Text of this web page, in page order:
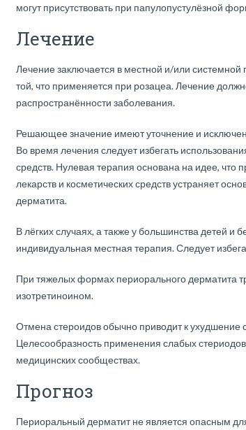
могут присутствовать при папулопустулёзной
Лечение
Лечение заключается в местной и/или
той, что применяется при розацеа. Лечение
распространённости заболевания.
Решающее значение имеют уточнение и
Во время лечения следует избегать
средств. Нулевая терапия основана на идее, что
лекарств и косметических средств устраняет
дерматита.
В лёгких случаях, а также у большинства детей
индивидуальная местная терапия. Следует
При тяжелых формах периорального дерматита
изотретиноином.
Отмена стероидов обычно приводит к ухудшение
Целесообразность применения слабых
медицинских сообществах.
Прогноз
Периоральный дерматит не является опасным